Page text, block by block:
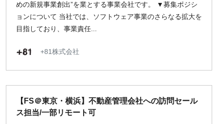
めの新規事業創出”を業とする事業会社です。 ▼募集ポジシ
ョンについて 当社では、ソフトウェア事業のさらなる拡大を
目指しており、事業責任...
+81株式会社
【FS＠東京・横浜】不動産管理会社への訪問セール
ス担当/一部リモート可